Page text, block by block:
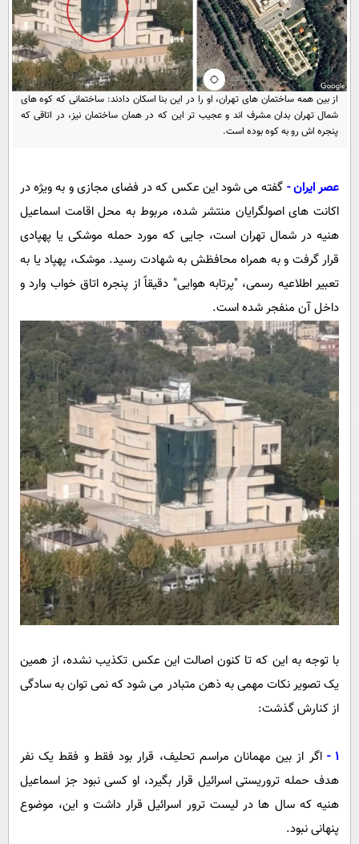
محیط زیست
سفر و تفریح
فناوری و It
علمی
اخبار کریپتو
قرآن
گوناگون
سرگرمی
باشگاه مغز
مجله تصویری سلاح
فیلم
اقتصاد
ورزش
فناوری
گوناگون
حوادث
سلامت
فرهنگی
بین الملل
اجتماعی
حیات وحش
سیاست خارجی
عصر ایران 2
خواندنی ها و دیدنی ها
روانشناسی
آشپزی
دانلود
آموزش زبان
از بین همه ساختمان های تهران، او را در این بنا اسکان دادند: ساختمانی که کوه های
شمال تهران بدان مشرف اند و عجیب تر این که در همان ساختمان نیز، در اتاقی که
پنجره اش رو به کوه بوده است.
عصر ایران - گفته می شود این عکس که در فضای مجازی و به ویژه در
اکانت های اصولگرایان منتشر شده، مربوط به محل اقامت اسماعیل
هنیه در شمال تهران است، جایی که مورد حمله موشکی یا پهپادی
قرار گرفت و به همراه محافظش به شهادت رسید. موشک، پهپاد یا به
تعبیر اطلاعیه رسمی، "پرتابه هوایی" دقیقاً از پنجره اتاق خواب وارد و
داخل آن منفجر شده است.
با توجه به این که تا کنون اصالت این عکس تکذیب نشده، از همین
یک تصویر نکات مهمی به ذهن متبادر می شود که نمی توان به سادگی
از کنارش گذشت:
1 -
اگر از بین مهمانان مراسم تحلیف، قرار بود فقط و فقط یک نفر
هدف حمله تروریستی اسرائیل قرار بگیرد، او کسی نبود جز اسماعیل
هنیه که سال ها در لیست ترور اسرائیل قرار داشت و این، موضوع
پنهانی نبود.